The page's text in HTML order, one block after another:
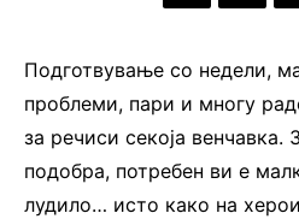
Подготвување со недели,
проблеми, пари и многу
за речиси секоја венчавка.
подобра, потребен ви е
лудило… исто како на